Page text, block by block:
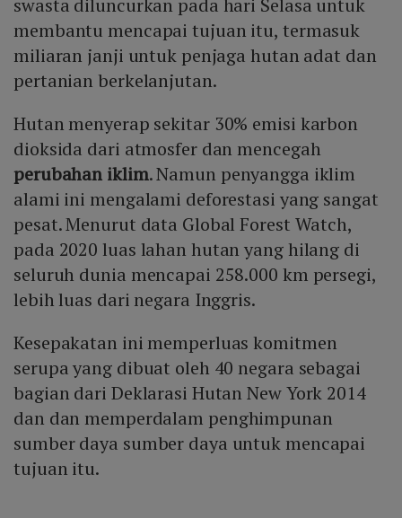
swasta diluncurkan pada hari Selasa untuk
membantu mencapai tujuan itu, termasuk
miliaran janji untuk penjaga hutan adat dan
pertanian berkelanjutan.
Hutan menyerap sekitar 30% emisi karbon
dioksida dari atmosfer dan mencegah
perubahan iklim. Namun penyangga iklim
alami ini mengalami deforestasi yang sangat
pesat. Menurut data Global Forest Watch,
pada 2020 luas lahan hutan yang hilang di
seluruh dunia mencapai 258.000 km persegi,
lebih luas dari negara Inggris.
Kesepakatan ini memperluas komitmen
serupa yang dibuat oleh 40 negara sebagai
bagian dari Deklarasi Hutan New York 2014
dan dan memperdalam penghimpunan
sumber daya sumber daya untuk mencapai
tujuan itu.